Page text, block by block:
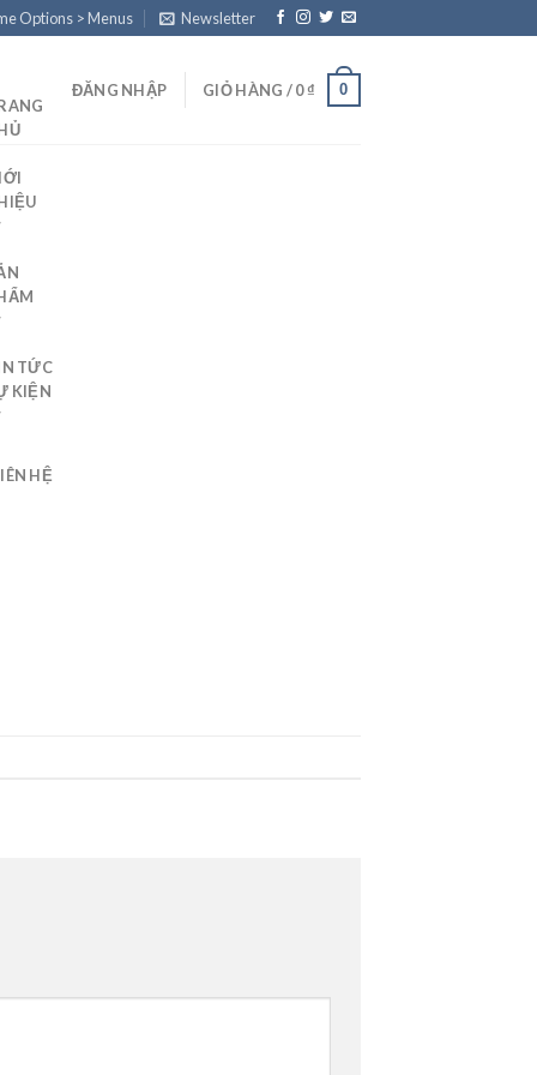
Options > Menus Newsletter
TỨC
KIỆN
HỆ
ĐĂNG NHẬP GIỎ HÀNG /0₫ 0